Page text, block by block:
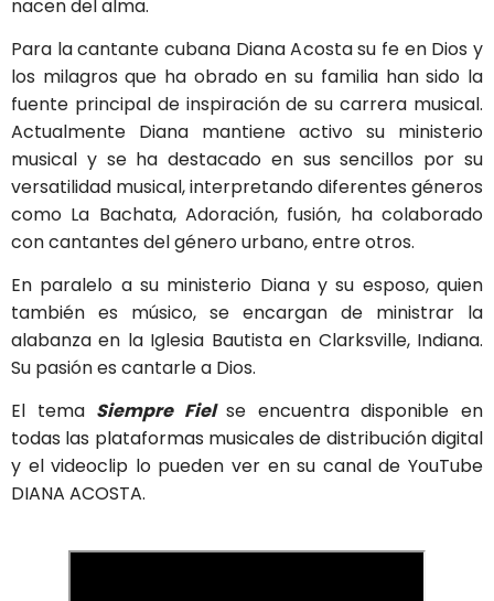
nacen del alma.
Para la cantante cubana Diana Acosta su fe en Dios y
los milagros que ha obrado en su familia han sido la
fuente principal de inspiración de su carrera musical.
Actualmente Diana mantiene activo su ministerio
musical y se ha destacado en sus sencillos por su
versatilidad musical, interpretando diferentes géneros
como La Bachata, Adoración, fusión, ha colaborado
con cantantes del género urbano, entre otros.
En paralelo a su ministerio Diana y su esposo, quien
también es músico, se encargan de ministrar la
alabanza en la Iglesia Bautista en Clarksville, Indiana.
Su pasión es cantarle a Dios.
El tema Siempre Fiel se encuentra disponible en
todas las plataformas musicales de distribución digital
y el videoclip lo pueden ver en su canal de YouTube
DIANA ACOSTA.